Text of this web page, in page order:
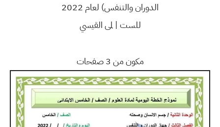
الدوران والتنفس) لعام 2022
للست | لمى القيسي
مكون من 3 صفحات